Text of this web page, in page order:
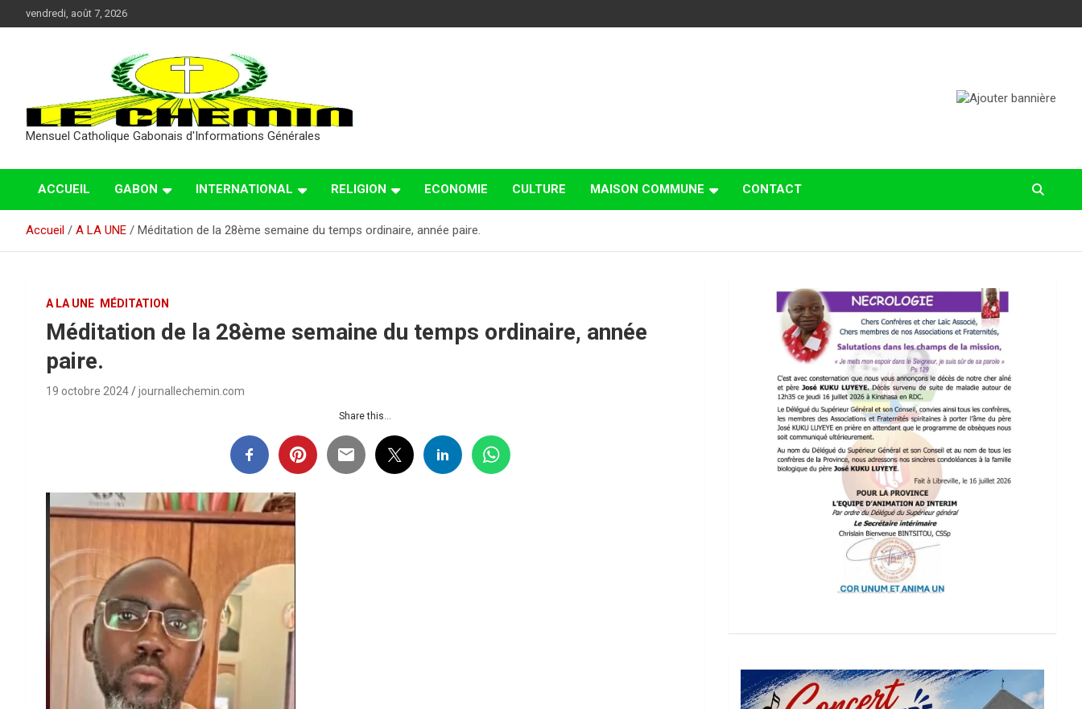
au
vendredi, août 7, 2026
Mensuel Catholique Gabonais d'Informations Générales
ACCUEIL GABON INTERNATIONAL RELIGION ECONOMIE CULTURE MAISON COMMUNE CONTACT
Accueil A LA UNE Méditation de la 28ème semaine du temps ordinaire, année paire.
A LA UNE MÉDITATION
Méditation de la 28ème semaine du temps ordinaire, année
paire.
19 octobre 2024 journallechemin.com
Share this...